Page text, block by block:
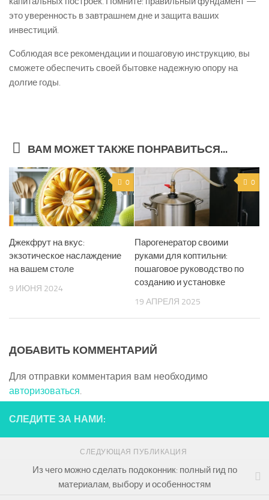
это уверенность в завтрашнем дне и защита ваших
инвестиций.
Соблюдая все рекомендации и пошаговую инструкцию, вы
сможете обеспечить своей бытовке надежную опору на
долгие годы.
ВАМ МОЖЕТ ТАКЖЕ ПОНРАВИТЬСЯ...
0
Джекфрут на вкус:
экзотическое наслаждение
на вашем столе
9 ИЮНЯ 2024
0
Парогенератор своими
руками для коптильни:
пошаговое руководство по
созданию и установке
19 АПРЕЛЯ 2025
ДОБАВИТЬ КОММЕНТАРИЙ
Для отправки комментария вам необходимо
авторизоваться.
СЛЕДИТЕ ЗА НАМИ:
СЛЕДУЮЩАЯ ПУБЛИКАЦИЯ
Из чего можно сделать подоконник: полный гид по
материалам, выбору и особенностям